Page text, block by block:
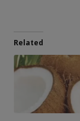
Related